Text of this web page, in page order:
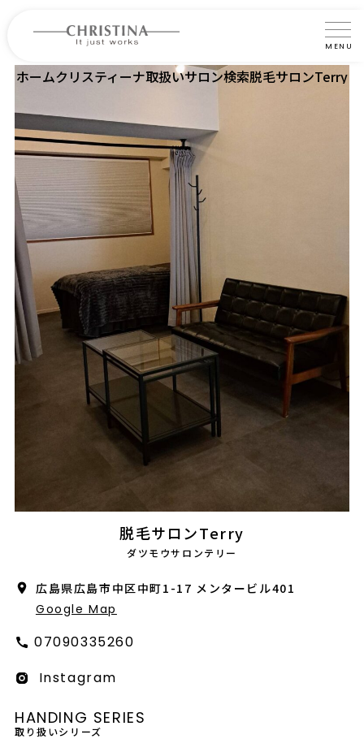
MENU
クリスティーナについて
製品について
製品の使い方
サロントリートメント
サロン検索
よくあるご質問
認定インストラクター・トレーナー紹介
コラム
ホームクリスティーナ取扱いサロン検索脱毛サロンTerry
脱毛サロンTerry
ダツモウサロンテリー
広島県広島市中区中町1-17 メンタービル401
Google Map
07090335260
Instagram
HANDING SERIES
取り扱いシリーズ